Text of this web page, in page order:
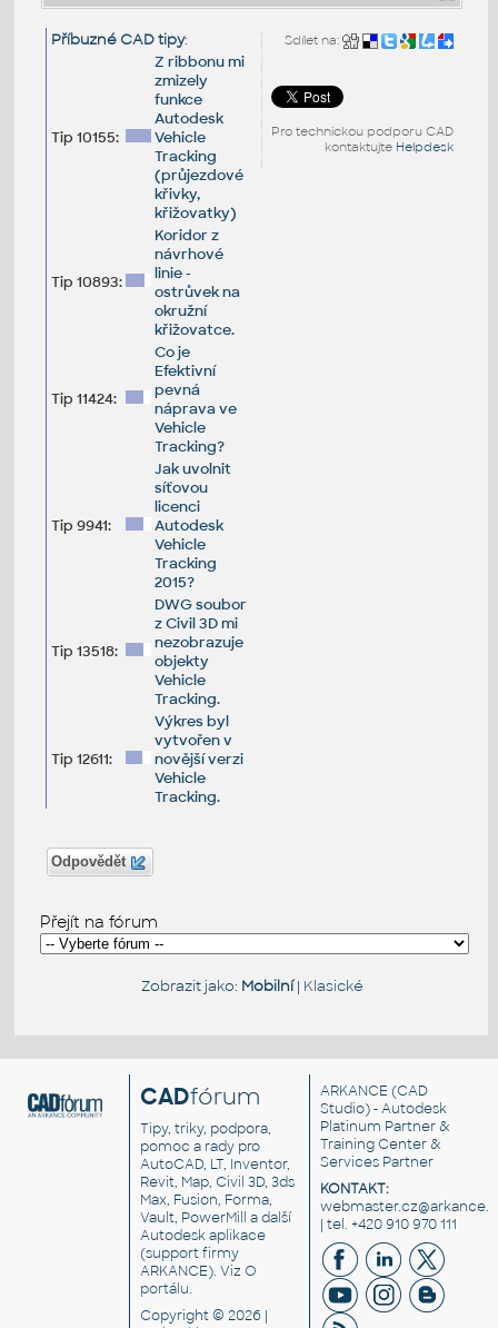
Sdílet na:
Pro technickou podporu CAD
kontaktujte Helpdesk
Příbuzné CAD tipy:
Tip 10155:
Z ribbonu mi
zmizely
funkce
Autodesk
Vehicle
Tracking
(průjezdové
křivky,
křižovatky)
Tip 10893:
Koridor z
návrhové
linie -
ostrůvek na
okružní
křižovatce.
Tip 11424:
Co je
Efektivní
pevná
náprava ve
Vehicle
Tracking?
Tip 9941:
Jak uvolnit
síťovou
licenci
Autodesk
Vehicle
Tracking
2015?
Tip 13518:
DWG soubor
z Civil 3D mi
nezobrazuje
objekty
Vehicle
Tracking.
Tip 12611:
Výkres byl
vytvořen v
novější verzi
Vehicle
Tracking.
Odpovědět
Přejít na fórum
Zobrazit jako: Mobilní| Klasické
CADfórum
Tipy, triky, podpora,
pomoc a rady pro
AutoCAD, LT, Inventor,
Revit, Map, Civil 3D, 3ds
Max, Fusion, Forma,
Vault, PowerMill a další
Autodesk aplikace
(support firmy
ARKANCE). VizO
portálu.
Copyright © 2026 |
ARKANCE (CAD
Studio) - Autodesk
Platinum Partner &
Training Center &
Services Partner
KONTAKT:
| tel. +420 910 970 111